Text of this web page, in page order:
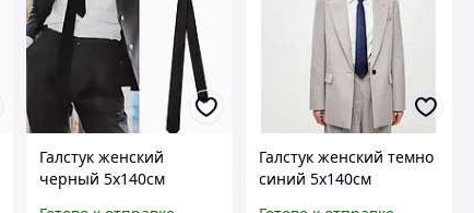
Галстук женский
черный 5х140см
Галстук женский темно
синий 5х140см